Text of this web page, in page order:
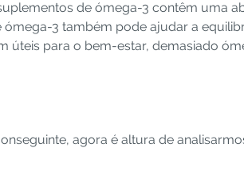
de ómega-3 contêm uma
3 também pode ajudar a
úteis para o bem-estar, demasiado
agora é altura de